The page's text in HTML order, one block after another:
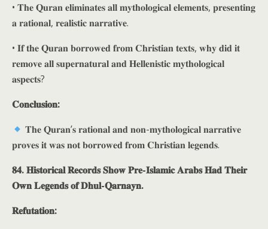
• 𝐓𝐡𝐞 𝐐𝐮𝐫𝐚𝐧 𝐞𝐥𝐢𝐦𝐢𝐧𝐚𝐭𝐞𝐬 𝐚𝐥𝐥 𝐦𝐲𝐭𝐡𝐨𝐥𝐨𝐠𝐢𝐜𝐚𝐥 𝐞𝐥𝐞𝐦𝐞𝐧𝐭𝐬, 𝐩𝐫𝐞𝐬𝐞𝐧𝐭𝐢𝐧𝐠
𝐚 𝐫𝐚𝐭𝐢𝐨𝐧𝐚𝐥, 𝐫𝐞𝐚𝐥𝐢𝐬𝐭𝐢𝐜 𝐧𝐚𝐫𝐫𝐚𝐭𝐢𝐯𝐞.
• 𝐈𝐟 𝐭𝐡𝐞 𝐐𝐮𝐫𝐚𝐧 𝐛𝐨𝐫𝐫𝐨𝐰𝐞𝐝 𝐟𝐫𝐨𝐦 𝐂𝐡𝐫𝐢𝐬𝐭𝐢𝐚𝐧 𝐭𝐞𝐱𝐭𝐬, 𝐰𝐡𝐲 𝐝𝐢𝐝 𝐢𝐭
𝐫𝐞𝐦𝐨𝐯𝐞 𝐚𝐥𝐥 𝐬𝐮𝐩𝐞𝐫𝐧𝐚𝐭𝐮𝐫𝐚𝐥 𝐚𝐧𝐝 𝐇𝐞𝐥𝐥𝐞𝐧𝐢𝐬𝐭𝐢𝐜 𝐦𝐲𝐭𝐡𝐨𝐥𝐨𝐠𝐢𝐜𝐚𝐥
𝐚𝐬𝐩𝐞𝐜𝐭𝐬?
𝐂𝐨𝐧𝐜𝐥𝐮𝐬𝐢𝐨𝐧:
𝐓𝐡𝐞 𝐐𝐮𝐫𝐚𝐧’𝐬 𝐫𝐚𝐭𝐢𝐨𝐧𝐚𝐥 𝐚𝐧𝐝 𝐧𝐨𝐧-𝐦𝐲𝐭𝐡𝐨𝐥𝐨𝐠𝐢𝐜𝐚𝐥 𝐧𝐚𝐫𝐫𝐚𝐭𝐢𝐯𝐞
𝐩𝐫𝐨𝐯𝐞𝐬 𝐢𝐭 𝐰𝐚𝐬 𝐧𝐨𝐭 𝐛𝐨𝐫𝐫𝐨𝐰𝐞𝐝 𝐟𝐫𝐨𝐦 𝐂𝐡𝐫𝐢𝐬𝐭𝐢𝐚𝐧 𝐥𝐞𝐠𝐞𝐧𝐝𝐬.
𝟖𝟒. 𝐇𝐢𝐬𝐭𝐨𝐫𝐢𝐜𝐚𝐥 𝐑𝐞𝐜𝐨𝐫𝐝𝐬 𝐒𝐡𝐨𝐰 𝐏𝐫𝐞-𝐈𝐬𝐥𝐚𝐦𝐢𝐜 𝐀𝐫𝐚𝐛𝐬 𝐇𝐚𝐝 𝐓𝐡𝐞𝐢𝐫
𝐎𝐰𝐧 𝐋𝐞𝐠𝐞𝐧𝐝𝐬 𝐨𝐟 𝐃𝐡𝐮𝐥-𝐐𝐚𝐫𝐧𝐚𝐲𝐧.
𝐑𝐞𝐟𝐮𝐭𝐚𝐭𝐢𝐨𝐧: